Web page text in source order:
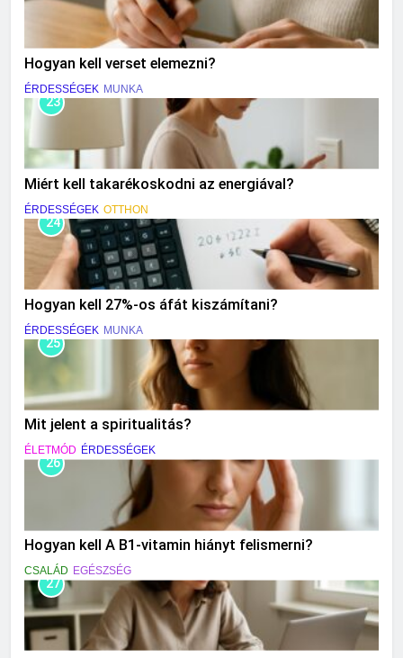
Hogyan kell verset elemezni?
ÉRDESSÉGEK MUNKA
23
Miért kell takarékoskodni az energiával?
ÉRDESSÉGEK OTTHON
24
Hogyan kell 27%-os áfát kiszámítani?
ÉRDESSÉGEK MUNKA
25
Mit jelent a spiritualitás?
ÉLETMÓD ÉRDESSÉGEK
26
Hogyan kell A B1-vitamin hiányt felismerni?
CSALÁD EGÉSZSÉG
27